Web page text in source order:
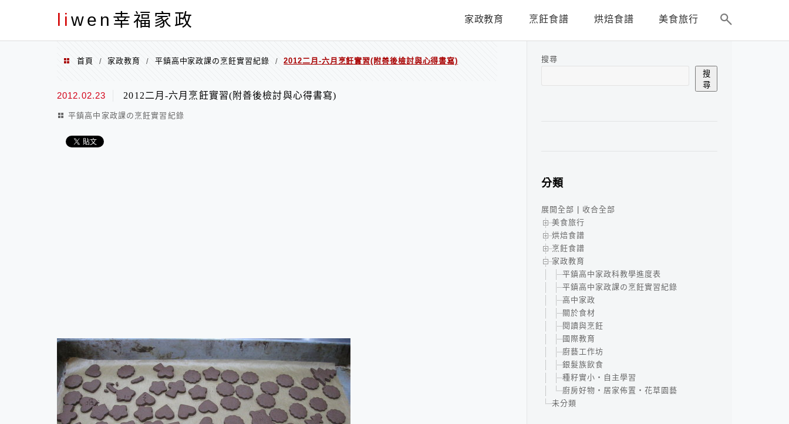
li wen幸福家政
menu
家政教育 烹飪食譜 烘焙食譜 美食旅行
首頁 / 家政教育 / 平鎮高中家政課の烹飪實習紀錄 / 2012二月-六月烹飪實習(附善後檢討與心得書寫)
2012.02.23 2012二月-六月烹飪實習(附善後檢討與心得書寫)
平鎮高中家政課の烹飪實習紀錄
搜尋
搜
尋
分類
展開全部
收合全部
美食旅行
烘焙食譜
烹飪食譜
家政教育
平鎮高中家政科教學進度表
平鎮高中家政課の烹飪實習紀錄
高中家政
關於食材
閱讀與烹飪
國際教育
廚藝工作坊
銀髮族飲食
種籽實小‧自主學習
廚房好物‧居家佈置‧花草園藝
未分類